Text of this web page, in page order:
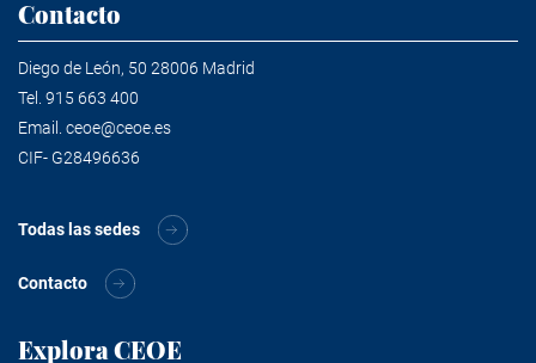
Contacto
Diego de León, 50 28006 Madrid
Tel. 915 663 400
Email. ceoe@ceoe.es
CIF- G28496636
Todas las sedes
Contacto
Explora CEOE